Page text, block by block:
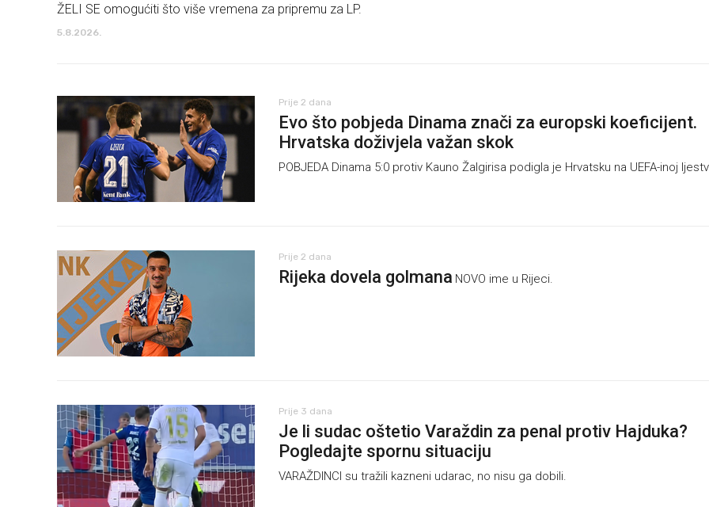
ŽELI SE omogućiti što više vremena za pripremu za LP.
5.8.2026.
Prije 2 dana
Evo što pobjeda Dinama znači za europski koeficijent.
Hrvatska doživjela važan skok
POBJEDA Dinama 5:0 protiv Kauno Žalgirisa podigla je Hrvatsku na UEFA-inoj
Prije 2 dana
Rijeka dovela golmana NOVO ime u Rijeci.
Prije 3 dana
Je li sudac oštetio Varaždin za penal protiv Hajduka?
Pogledajte spornu situaciju
VARAŽDINCI su tražili kazneni udarac, no nisu ga dobili.